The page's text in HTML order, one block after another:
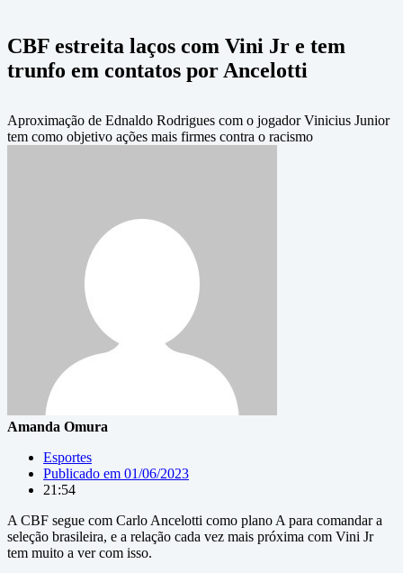
CBF estreita laços com Vini Jr e tem
trunfo em contatos por Ancelotti
Aproximação de Ednaldo Rodrigues com o jogador Vinicius Junior
tem como objetivo ações mais firmes contra o racismo
Amanda Omura
Esportes
Publicado em 01/06/2023
21:54
A CBF segue com Carlo Ancelotti como plano A para comandar a
seleção brasileira, e a relação cada vez mais próxima com Vini Jr
tem muito a ver com isso.